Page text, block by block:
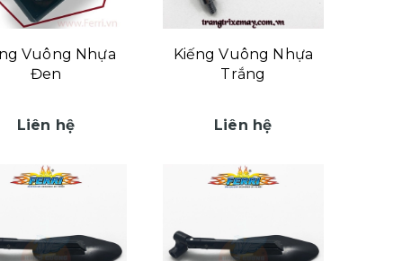
Vuông Nhựa
Đen
Liên hệ
Kiếng Vuông Nhựa
Trắng
Liên hệ